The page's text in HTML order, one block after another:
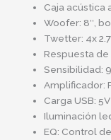
Caja acústica
Woofer: 8″,
Twetter: 4x
Respuesta de
Sensibilidad:
Amplificador:
Carga USB:
Iluminación
EQ: Control